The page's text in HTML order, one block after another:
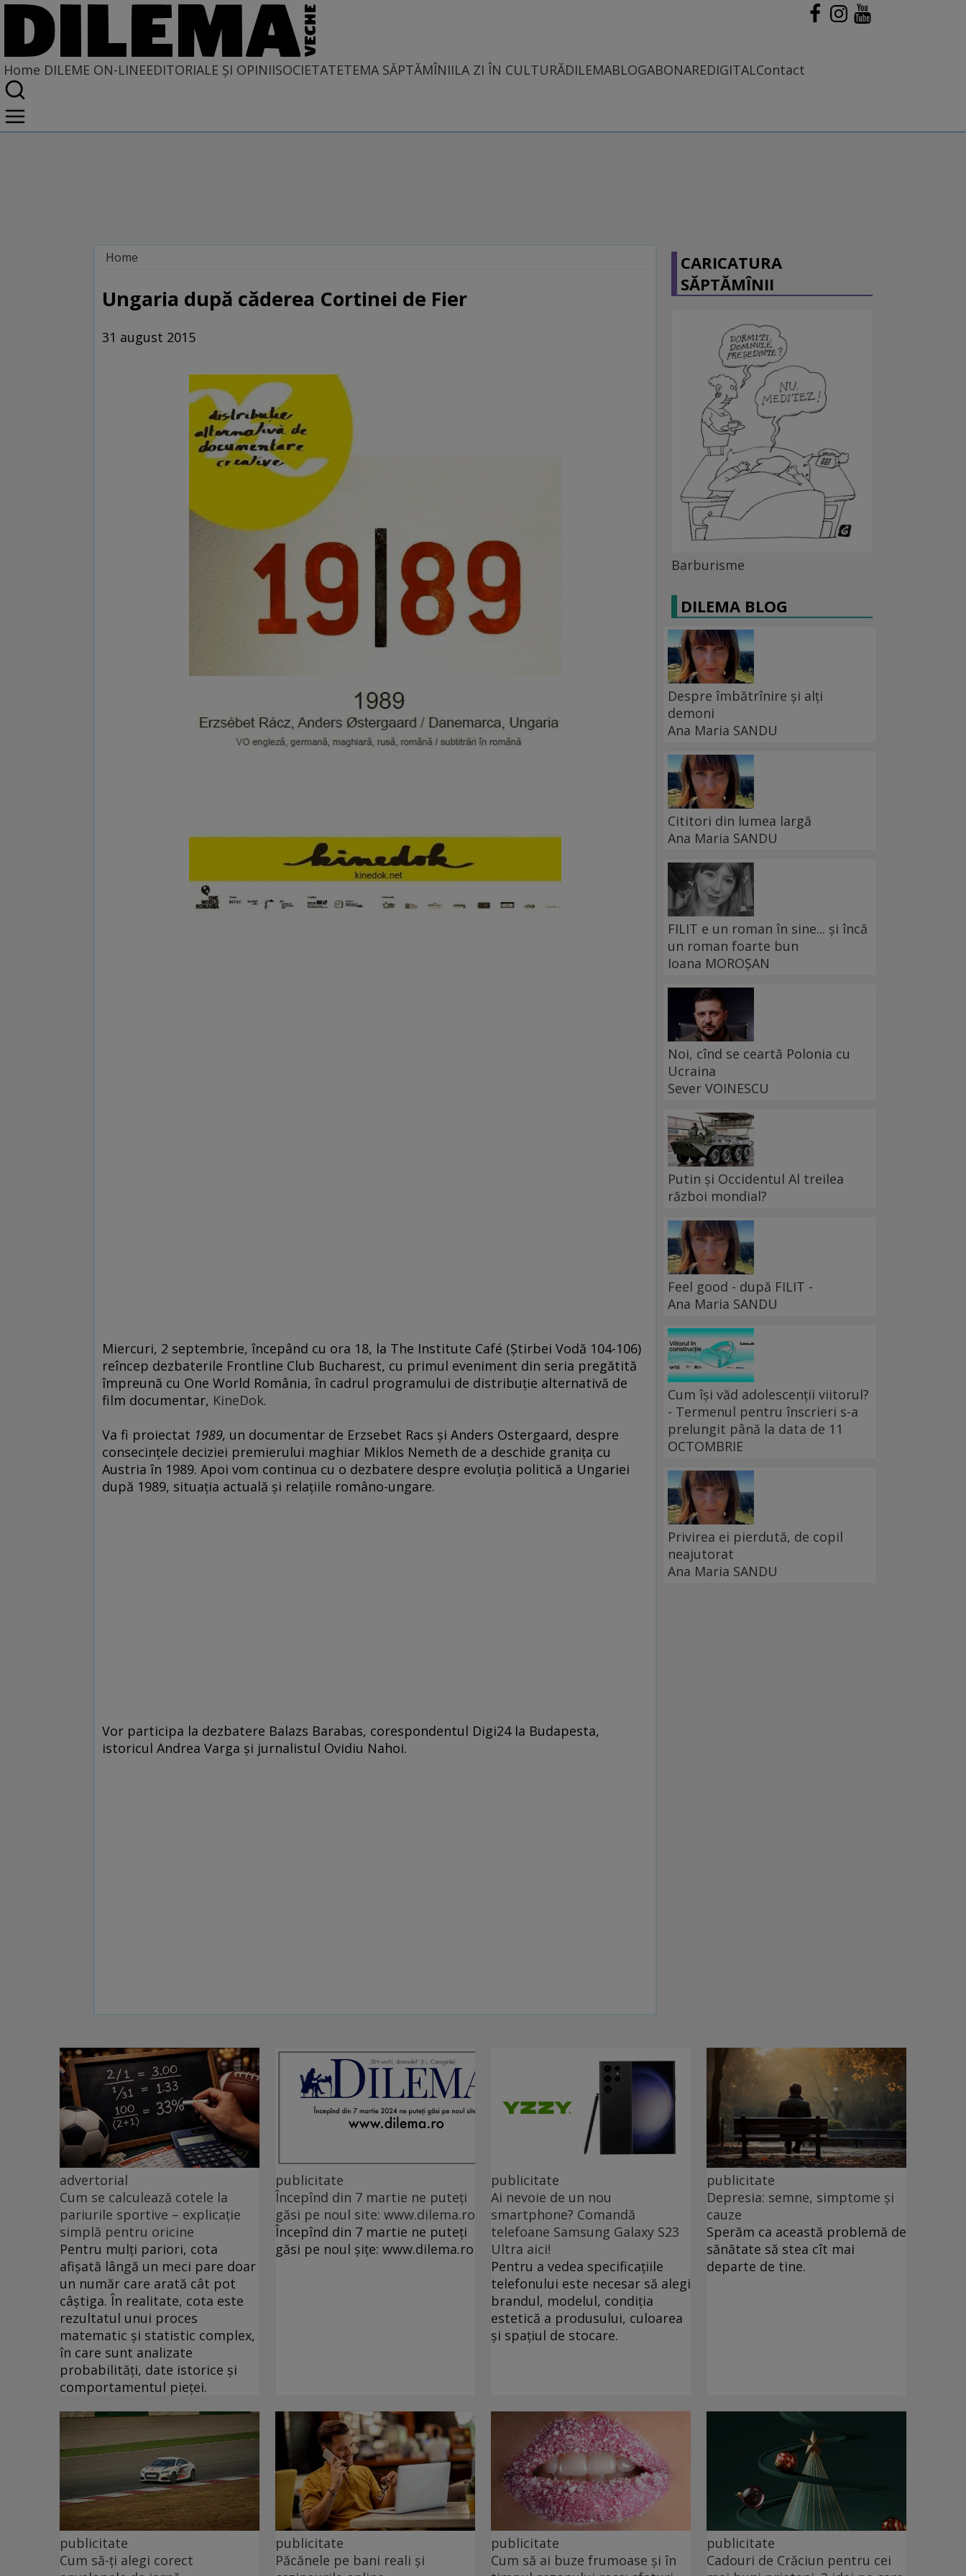
Home DILEME ON-LINEEDITORIALE ȘI OPINIISOCIETATETEMA SĂPTĂMÎNIILA ZI ÎN CULTURĂDILEMABLOGABONAREDIGITALContact
Home
Ungaria după căderea Cortinei de Fier
31 august 2015
Miercuri, 2 septembrie, începând cu ora 18, la The Institute Café (Știrbei Vodă 104-106)
reîncep dezbaterile Frontline Club Bucharest, cu primul eveniment din seria pregătită
împreună cu One World România, în cadrul programului de distribuție alternativă de
film documentar, KineDok.
Va fi proiectat 1989, un documentar de Erzsebet Racs și Anders Ostergaard, despre
consecințele deciziei premierului maghiar Miklos Nemeth de a deschide granița cu
Austria în 1989. Apoi vom continua cu o dezbatere despre evoluția politică a Ungariei
după 1989, situația actuală și relațiile româno-ungare.
Vor participa la dezbatere Balazs Barabas, corespondentul Digi24 la Budapesta,
istoricul Andrea Varga și jurnalistul Ovidiu Nahoi.
CARICATURA
SĂPTĂMÎNII
Barburisme
DILEMA BLOG
Despre îmbătrînire și alți
demoni
Ana Maria SANDU
Cititori din lumea largă
Ana Maria SANDU
FILIT e un roman în sine... și încă
un roman foarte bun
Ioana MOROȘAN
Noi, cînd se ceartă Polonia cu
Ucraina
Sever VOINESCU
Putin și Occidentul Al treilea
război mondial?
Feel good - după FILIT -
Ana Maria SANDU
Cum își văd adolescenții viitorul?
- Termenul pentru înscrieri s-a
prelungit până la data de 11
OCTOMBRIE
Privirea ei pierdută, de copil
neajutorat
Ana Maria SANDU
advertorial
Cum se calculează cotele la
pariurile sportive – explicație
simplă pentru oricine
Pentru mulți pariori, cota
afișată lângă un meci pare doar
un număr care arată cât pot
câștiga. În realitate, cota este
rezultatul unui proces
matematic și statistic complex,
în care sunt analizate
probabilități, date istorice și
comportamentul pieței.
publicitate
Începînd din 7 martie ne puteți
găsi pe noul site: www.dilema.ro
Începînd din 7 martie ne puteți
găsi pe noul șițe: www.dilema.ro
publicitate
Ai nevoie de un nou
smartphone? Comandă
telefoane Samsung Galaxy S23
Ultra aici!
Pentru a vedea specificațiile
telefonului este necesar să alegi
brandul, modelul, condiția
estetică a produsului, culoarea
și spațiul de stocare.
publicitate
Depresia: semne, simptome și
cauze
Sperăm ca această problemă de
sănătate să stea cît mai
departe de tine.
publicitate
Cum să-ți alegi corect
publicitate
Păcănele pe bani reali și
publicitate
Cum să ai buze frumoase şi în
publicitate
Cadouri de Crăciun pentru cei